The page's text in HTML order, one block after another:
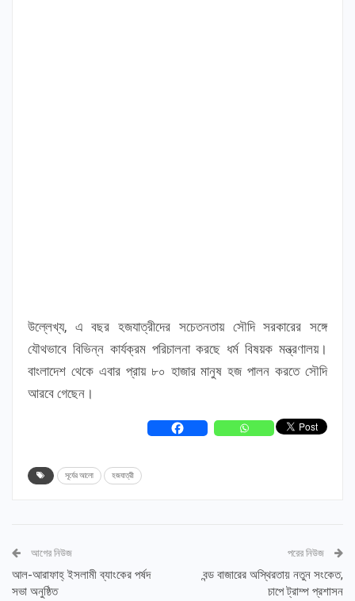
উল্লেখ্য, এ বছর হজযাত্রীদের সচেতনতায় সৌদি সরকারের সঙ্গে
যৌথভাবে বিভিন্ন কার্যক্রম পরিচালনা করছে ধর্ম বিষয়ক মন্ত্রণালয়।
বাংলাদেশ থেকে এবার প্রায় ৮০ হাজার মানুষ হজ পালন করতে সৌদি
আরবে গেছেন।
সূর্যের আলো হজযাত্রী
আগের নিউজ
আল-আরাফাহ্ ইসলামী ব্যাংকের পর্ষদ
সভা অনুষ্ঠিত
পরের নিউজ
বন্ড বাজারের অস্থিরতায় নতুন সংকেত,
চাপে ট্রাম্প প্রশাসন